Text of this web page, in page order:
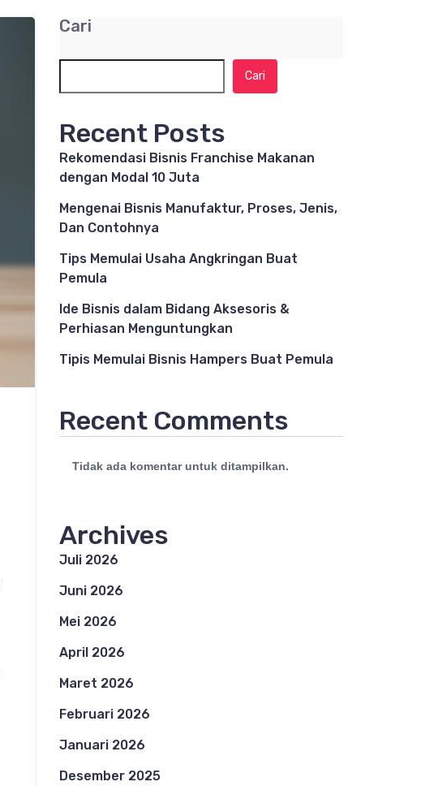
Cari
Cari
Recent Posts
Rekomendasi Bisnis Franchise Makanan
dengan Modal 10 Juta
Mengenai Bisnis Manufaktur, Proses, Jenis,
Dan Contohnya
Tips Memulai Usaha Angkringan Buat
Pemula
Ide Bisnis dalam Bidang Aksesoris &
Perhiasan Menguntungkan
Tipis Memulai Bisnis Hampers Buat Pemula
Recent Comments
Tidak ada komentar untuk ditampilkan.
Archives
Juli 2026
Juni 2026
Mei 2026
April 2026
Maret 2026
Februari 2026
Januari 2026
Desember 2025